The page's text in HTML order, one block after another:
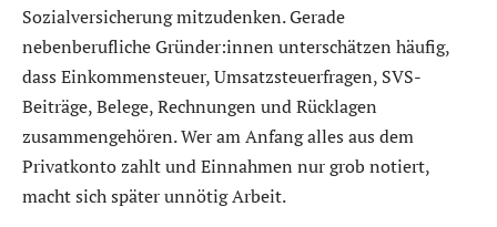
Sozialversicherung mitzudenken. Gerade
nebenberufliche Gründer:innen unterschätzen häufig,
dass Einkommensteuer, Umsatzsteuerfragen, SVS-
Beiträge, Belege, Rechnungen und Rücklagen
zusammengehören. Wer am Anfang alles aus dem
Privatkonto zahlt und Einnahmen nur grob notiert,
macht sich später unnötig Arbeit.